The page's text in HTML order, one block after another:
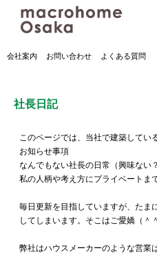
高気密高断熱住宅のマクロホーム大阪の
会社案内 お問い合わせ よくある質問
社長日記
このページでは、当社で建築してい
お知らせ事項
なんでもない社長の日常（興味ない
私の人柄や考え方にプライベートま
毎日更新を目指していますが、たま
してしまいます。そこはご愛嬌（＾
弊社はハウスメーカーのような営業